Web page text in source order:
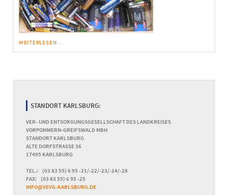
WEITERLESEN …
VON
-
BITTE
BEACHTEN!
STANDORT KARLSBURG:
VER- UND ENTSORGUNGSGESELLSCHAFT DES LANDKREISES
VORPOMMERN-GREIFSWALD MBH
STANDORT KARLSBURG
ALTE DORFSTRASSE 36
17495 KARLSBURG
TEL.: (03 83 55) 6 95 -21/-22/-23/-24/-28
FAX: (03 83 55) 6 95 -25
INFO@VEVG-KARLSBURG.DE